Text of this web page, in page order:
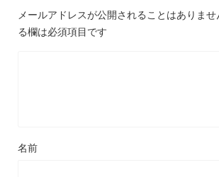
メールアドレスが公開されることはありませ
る欄は必須項目です
名前